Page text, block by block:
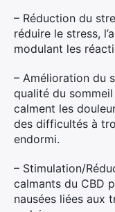
– Réduction du
réduire le stress,
modulant les
– Amélioration du
qualité du
calment les
des difficultés à
endormi.
– Stimulation/
calmants du CBD
nausées liées aux